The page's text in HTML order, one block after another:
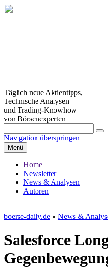
Täglich neue Aktientipps,
Technische Analysen
und Trading-Knowhow
von Börsenexperten
Navigation überspringen
Menü
Home
Newsletter
News & Analysen
Autoren
boerse-daily.de » News &
Salesforce